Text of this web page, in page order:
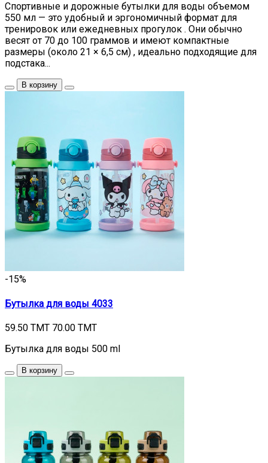
Спортивные и дорожные бутылки для воды объемом
550 мл — это удобный и эргономичный формат для
тренировок или ежедневных прогулок . Они обычно
весят от 70 до 100 граммов и имеют компактные
размеры (около 21 × 6,5 см) , идеально подходящие для
подстака...
В корзину
-15%
Бутылка для воды 4033
59.50 TMT 70.00 TMT
Бутылка для воды 500 ml
В корзину